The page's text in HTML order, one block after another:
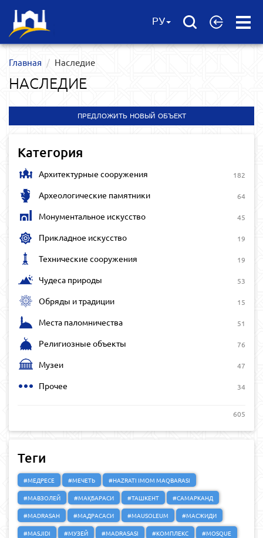
Open
РУ
Главная Наследие
НАСЛЕДИЕ
ПРЕДЛОЖИТЬ НОВЫЙ ОБЪЕКТ
Категория
Архитектурные сооружения 182
Археологические памятники 64
Монументальное искусство 45
Прикладное искусство 19
Технические сооружения 19
Чудеса природы 53
Обряды и традиции 15
Места паломничества 51
Религиозные объекты 76
Музеи 47
Прочее 34
605
Теги
#МЕДРЕСЕ #МЕЧЕТЬ
#HAZRATI IMOM MAQBARASI
#МАВЗОЛЕЙ
#МАҚБАРАСИ #ТАШКЕНТ
#САМАРКАНД
#MADRASAH
#МАДРАСАСИ #MAUSOLEUM
#МАСЖИДИ
#MASJIDI
#МУЗЕЙ #MADRASASI #КОМПЛЕКС
#MOSQUE